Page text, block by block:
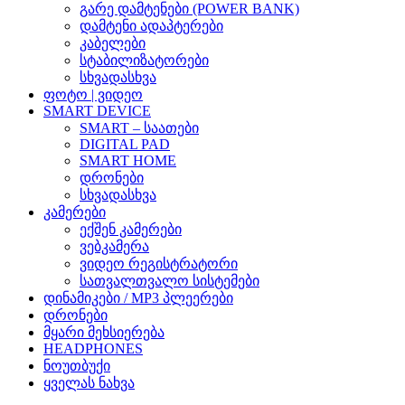
გარე დამტენები (POWER BANK)
დამტენი ადაპტერები
კაბელები
სტაბილიზატორები
სხვადასხვა
ფოტო | ვიდეო
SMART DEVICE
SMART – საათები
DIGITAL PAD
SMART HOME
დრონები
სხვადასხვა
კამერები
ექშენ კამერები
ვებკამერა
ვიდეო რეგისტრატორი
სათვალთვალო სისტემები
დინამიკები / MP3 პლეერები
დრონები
მყარი მეხსიერება
HEADPHONES
ნოუთბუქი
ყველას ნახვა